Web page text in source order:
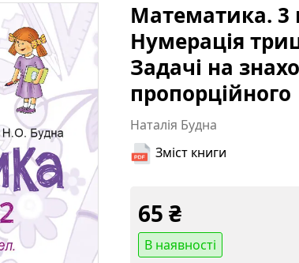
Математика.
Нумерація
Задачі на
пропорційного
Наталія Будна
Зміст книги
65 ₴
В наявності